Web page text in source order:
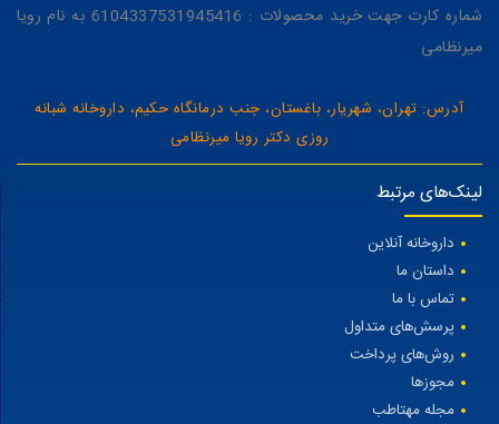
شماره کارت جهت خرید محصولات : 6104337531945416 به نام رویا
میرنظامی
آدرس: تهران، شهریار، باغستان، جنب درمانگاه حکیم، داروخانه شبانه
روزی دکتر رویا میرنظامی
لینک‌های مرتبط
داروخانه آنلاین
داستان ما
تماس با ما
پرسش‌های متداول
روش‌های پرداخت
مجوزها
مجله مهتاطب